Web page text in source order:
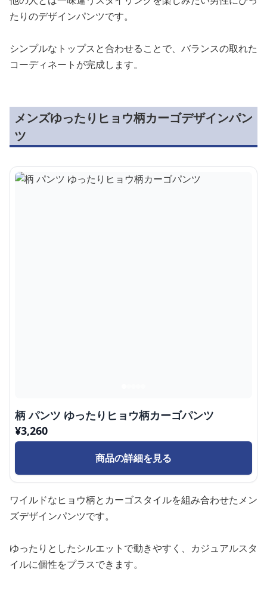
たりのデザインパンツです。
シンプルなトップスと合わせることで、バランスの取れた
コーディネートが完成します。
メンズゆったりヒョウ柄カーゴデザインパン
ツ
柄 パンツ ゆったりヒョウ柄カーゴパンツ
¥3,260
商品の詳細を見る
ワイルドなヒョウ柄とカーゴスタイルを組み合わせたメン
ズデザインパンツです。
ゆったりとしたシルエットで動きやすく、カジュアルスタ
イルに個性をプラスできます。